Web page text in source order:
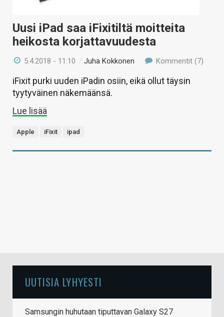
Uusi iPad saa iFixitiltä moitteita
heikosta korjattavuudesta
5.4.2018 - 11:10 /Juha Kokkonen Kommentit (7)
iFixit purki uuden iPadin osiin, eikä ollut täysin
tyytyväinen näkemäänsä.
Lue lisää
Apple iFixit ipad
UUTISIA LYHYESTI
Samsungin huhutaan tiputtavan Galaxy S27